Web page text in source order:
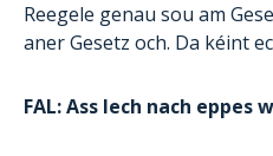
Reegele genau sou am
aner Gesetz och. Da kéint
FAL: Ass Iech nach